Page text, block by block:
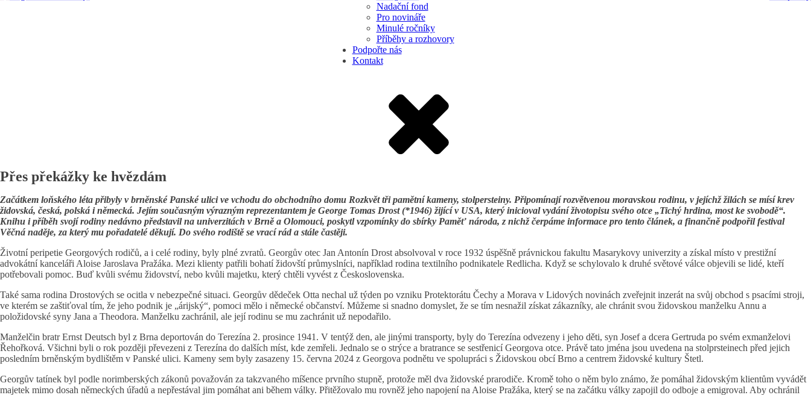
Nadační fond
Pro novináře
Minulé ročníky
Příběhy a rozhovory
Podpořte nás
Kontakt
Přes překážky ke hvězdám
Začátkem loňského léta přibyly v brněnské Panské ulici ve vchodu do obchodního domu Rozkvět tři pamětní kameny, stolpersteiny. Připomínají rozvětvenou moravskou rodinu, v jejíchž žilách se mísí krev
židovská, česká, polská i německá. Jejím současným výrazným reprezentantem je George Tomas Drost (*1946) žijící v USA, který inicioval vydání životopisu svého otce „Tichý hrdina, most ke svobodě“.
Knihu i příběh svojí rodiny nedávno představil na univerzitách v Brně a Olomouci, poskytl vzpomínky do sbírky Paměť národa, z nichž čerpáme informace pro tento článek, a finančně podpořil festival
Věčná naděje, za který mu pořadatelé děkují. Do svého rodiště se vrací rád a stále častěji.
Životní peripetie Georgových rodičů, a i celé rodiny, byly plné zvratů. Georgův otec Jan Antonín Drost absolvoval v roce 1932 úspěšně právnickou fakultu Masarykovy univerzity a získal místo v prestižní
advokátní kanceláři Aloise Jaroslava Pražáka. Mezi klienty patřili bohatí židovští průmyslníci, například rodina textilního podnikatele Redlicha. Když se schylovalo k druhé světové válce objevili se lidé, kteří
potřebovali pomoc. Buď kvůli svému židovství, nebo kvůli majetku, který chtěli vyvést z Československa.
Také sama rodina Drostových se ocitla v nebezpečné situaci. Georgův dědeček Otta nechal už týden po vzniku Protektorátu Čechy a Morava v Lidových novinách zveřejnit inzerát na svůj obchod s psacími stroji,
ve kterém se zaštiťoval tím, že jeho podnik je „árijský“, pomoci mělo i německé občanství. Můžeme si snadno domyslet, že se tím nesnažil získat zákazníky, ale chránit svou židovskou manželku Annu a
položidovské syny Jana a Theodora. Manželku zachránil, ale její rodinu se mu zachránit už nepodařilo.
Manželčin bratr Ernst Deutsch byl z Brna deportován do Terezína 2. prosince 1941. V tentýž den, ale jinými transporty, byly do Terezína odvezeny i jeho děti, syn Josef a dcera Gertruda po svém exmanželovi
Řehořková. Všichni byli o rok později převezeni z Terezína do dalších míst, kde zemřeli. Jednalo se o strýce a bratrance se sestřenicí Georgova otce. Právě tato jména jsou uvedena na stolprsteinech před jejich
posledním brněnským bydlištěm v Panské ulici. Kameny sem byly zasazeny 15. června 2024 z Georgova podnětu ve spolupráci s Židovskou obcí Brno a centrem židovské kultury Štetl.
Georgův tatínek byl podle norimberských zákonů považován za takzvaného míšence prvního stupně, protože měl dva židovské prarodiče. Kromě toho o něm bylo známo, že pomáhal židovským klientům vyvádět
majetek mimo dosah německých úřadů a nepřestával jim pomáhat ani během války. Přitěžovalo mu rovněž jeho napojení na Aloise Pražáka, který se na začátku války zapojil do odboje a emigroval. Aby ochránil